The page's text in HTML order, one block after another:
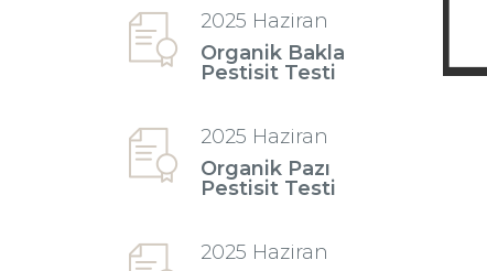
2025 Haziran
Organik Bakla
Pestisit Testi
2025 Haziran
Organik Pazı
Pestisit Testi
2025 Haziran